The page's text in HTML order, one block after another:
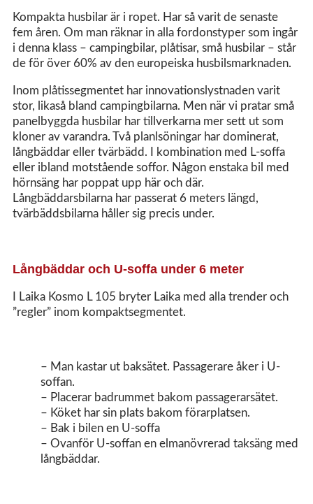
Kompakta husbilar är i ropet. Har så varit de senaste
fem åren. Om man räknar in alla fordonstyper som ingår
i denna klass – campingbilar, plåtisar, små husbilar – står
de för över 60% av den europeiska husbilsmarknaden.
Inom plåtissegmentet har innovationslystnaden varit
stor, likaså bland campingbilarna. Men när vi pratar små
panelbyggda husbilar har tillverkarna mer sett ut som
kloner av varandra. Två planlsöningar har dominerat,
långbäddar eller tvärbädd. I kombination med L-soffa
eller ibland motstående soffor. Någon enstaka bil med
hörnsäng har poppat upp här och där.
Långbäddarsbilarna har passerat 6 meters längd,
tvärbäddsbilarna håller sig precis under.
Långbäddar och U-soffa under 6 meter
I Laika Kosmo L 105 bryter Laika med alla trender och
”regler” inom kompaktsegmentet.
– Man kastar ut baksätet. Passagerare åker i U-
soffan.
– Placerar badrummet bakom passagerarsätet.
– Köket har sin plats bakom förarplatsen.
– Bak i bilen en U-soffa
– Ovanför U-soffan en elmanövrerad taksäng med
långbäddar.